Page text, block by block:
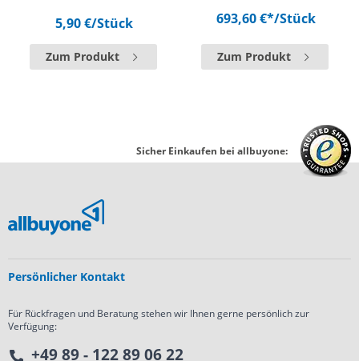
5,90 €/Stück
Zum Produkt
693,60 €*/Stück
Zum Produkt
Sicher Einkaufen bei allbuyone:
Persönlicher Kontakt
Für Rückfragen und Beratung stehen wir Ihnen gerne persönlich zur
Verfügung:
+49 89 - 122 89 06 22